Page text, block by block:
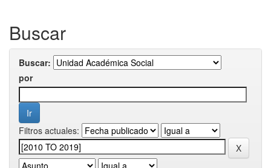
Buscar
Buscar:
por
Filtros actuales: